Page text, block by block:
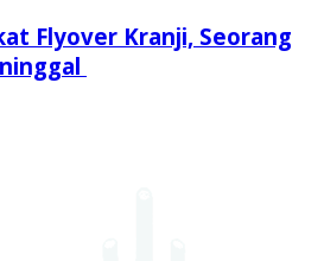
Flyover Kranji, Seorang